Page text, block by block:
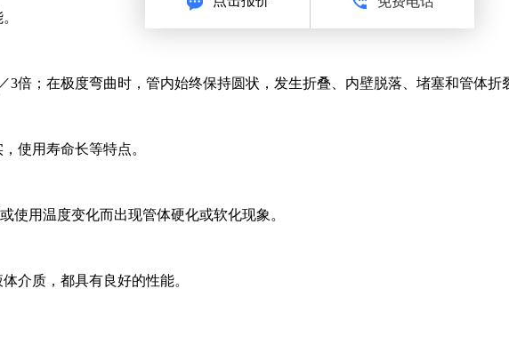
3倍；在极度弯曲时，管内始终保持圆状，发生折叠、内壁脱落、堵塞和管体折
使用寿命长等特点。
用温度变化而出现管体硬化或软化现象。
介质，都具有良好的性能。